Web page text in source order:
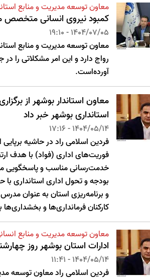
معاون توسعه مدیریت و منابع
کمبود نیروی انسانی
1404/07/05 - 19:10
معاون توسعه مدیریت و منابع
رواج دارد و این امر مشکلاتی را
آورده‌است.
معاون استاندار بوشهر از
استانداری بوشهر خبر داد
1404/05/14 - 17:16
فردین اسلامی راد در حاشیه
فوریت‌های اداری (فواد) با هدف
خدمت‌رسانی مناسب و پاسخگویی
بودجه و تحول اداری استانداری
و برنامه‌ریزی استان به عنوان
کارکنان فرمانداری‌ها و بخشداری‌ها
معاون توسعه مدیریت و منابع
ادارات استان بوشهر روز چهارشنبه 15 مرداد
1404/05/14 - 11:41
فردین اسلامی راد معاون توسعه